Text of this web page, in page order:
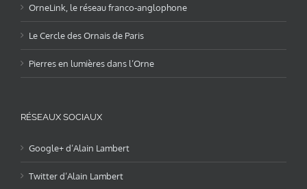
OrneLink, le réseau franco-anglophone
Le Cercle des Ornais de Paris
Pierres en lumières dans l’Orne
RÉSEAUX SOCIAUX
Google+ d’Alain Lambert
Twitter d’Alain Lambert